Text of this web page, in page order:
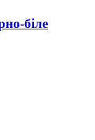
біле